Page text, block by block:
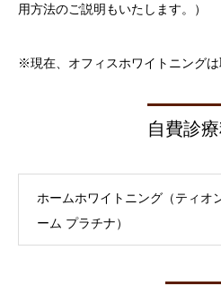
用方法のご説明もいたします。）
※現在、オフィスホワイトニングは
自費診
ホームホワイトニング（ティオ
ーム プラチナ）